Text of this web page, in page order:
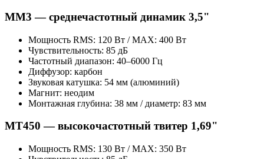
MM3 — среднечастотный динамик 3,5"
Мощность RMS: 120 Вт / MAX: 400 Вт
Чувствительность: 85 дБ
Частотный диапазон: 40–6000 Гц
Диффузор: карбон
Звуковая катушка: 54 мм (алюминий)
Магнит: неодим
Монтажная глубина: 38 мм / диаметр: 83 мм
MT450 — высокочастотный твитер 1,69"
Мощность RMS: 130 Вт / MAX: 350 Вт